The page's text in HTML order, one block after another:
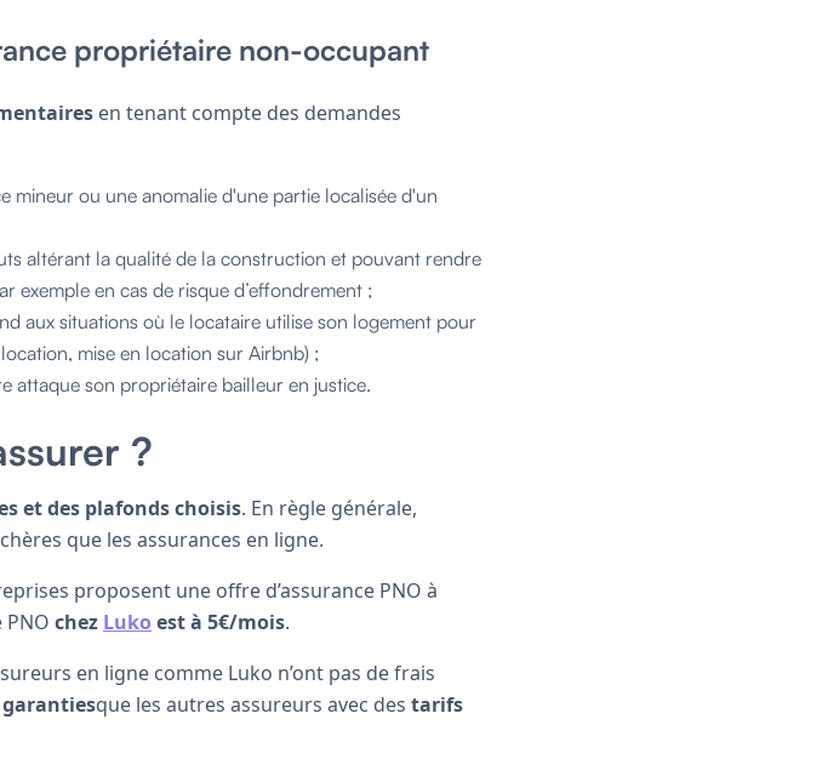
propriétaire non-occupant
en tenant compte des demandes
mineur ou une anomalie d'une partie localisée d'un
altérant la qualité de la construction et pouvant rendre
exemple en cas de risque d’effondrement ;
aux situations où le locataire utilise son logement pour
mise en location sur Airbnb) ;
attaque son propriétaire bailleur en justice.
?
et des plafonds choisis. En règle générale,
que les assurances en ligne.
proposent une offre d’assurance PNO à
PNO chez Luko est à 5€/mois.
en ligne comme Luko n’ont pas de frais
garantiesque les autres assureurs avec des tarifs